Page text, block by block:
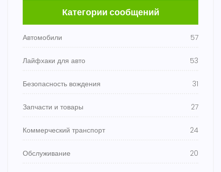
Категории сообщений
Автомобили 57
Лайфхаки для авто 53
Безопасность вождения 31
Запчасти и товары 27
Коммерческий транспорт 24
Обслуживание 20